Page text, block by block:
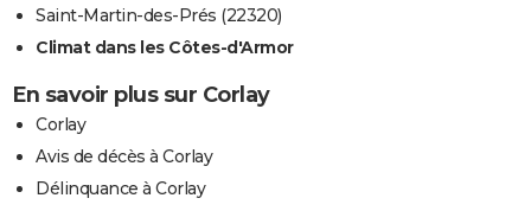
Saint-Martin-des-Prés (22320)
Climat dans les Côtes-d'Armor
En savoir plus sur Corlay
Corlay
Avis de décès à Corlay
Délinquance à Corlay